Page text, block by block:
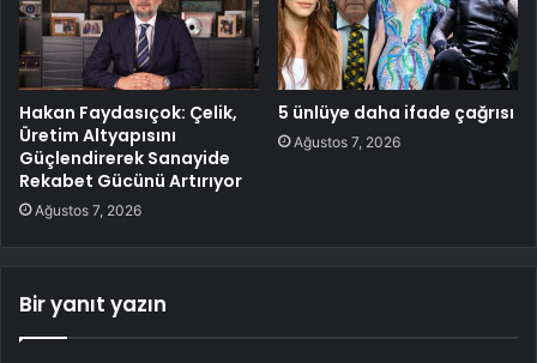
Hakan Faydasıçok: Çelik,
Üretim Altyapısını
Güçlendirerek Sanayide
Rekabet Gücünü Artırıyor
Ağustos 7, 2026
5 ünlüye daha ifade çağrısı
Ağustos 7, 2026
Bir yanıt yazın